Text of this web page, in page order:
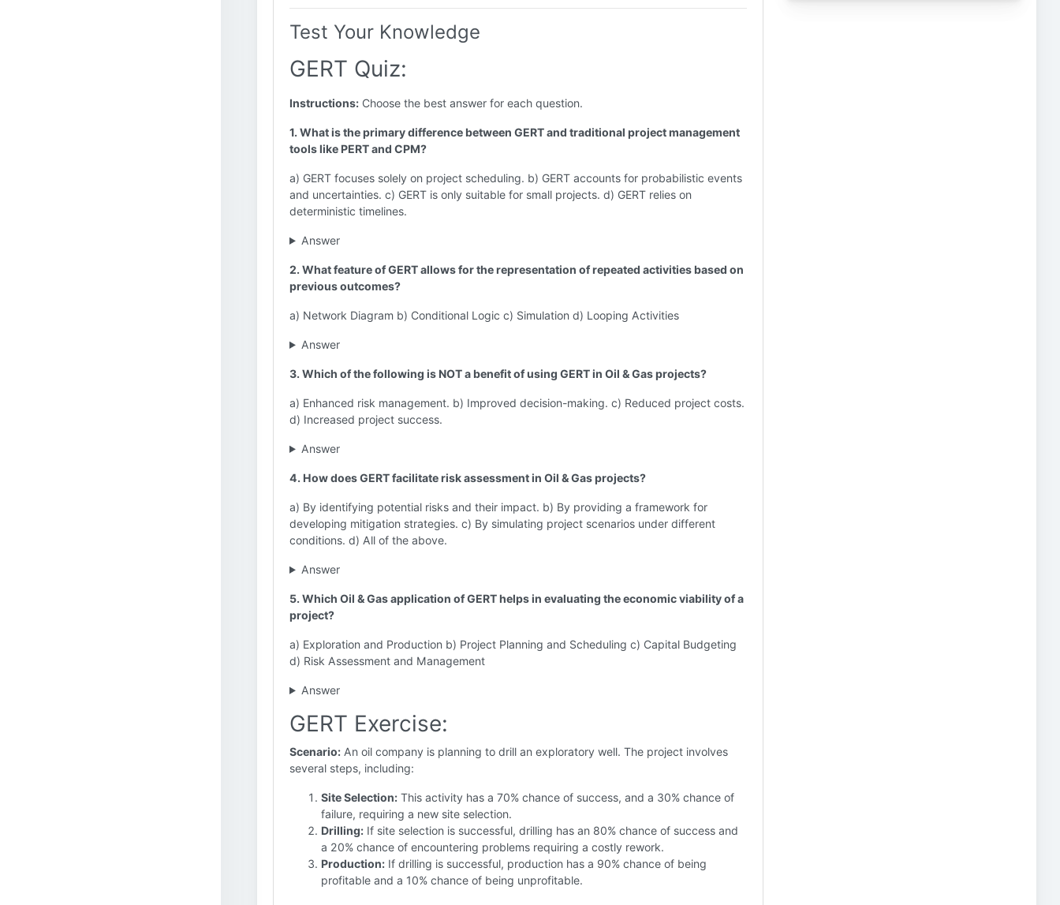
Test Your Knowledge
GERT Quiz:
Instructions: Choose the best answer for each question.
1. What is the primary difference between GERT and traditional project management
tools like PERT and CPM?
a) GERT focuses solely on project scheduling. b) GERT accounts for probabilistic events
and uncertainties. c) GERT is only suitable for small projects. d) GERT relies on
deterministic timelines.
Answer
2. What feature of GERT allows for the representation of repeated activities based on
previous outcomes?
a) Network Diagram b) Conditional Logic c) Simulation d) Looping Activities
Answer
3. Which of the following is NOT a benefit of using GERT in Oil & Gas projects?
a) Enhanced risk management. b) Improved decision-making. c) Reduced project costs.
d) Increased project success.
Answer
4. How does GERT facilitate risk assessment in Oil & Gas projects?
a) By identifying potential risks and their impact. b) By providing a framework for
developing mitigation strategies. c) By simulating project scenarios under different
conditions. d) All of the above.
Answer
5. Which Oil & Gas application of GERT helps in evaluating the economic viability of a
project?
a) Exploration and Production b) Project Planning and Scheduling c) Capital Budgeting
d) Risk Assessment and Management
Answer
GERT Exercise:
Scenario: An oil company is planning to drill an exploratory well. The project involves
several steps, including:
Site Selection: This activity has a 70% chance of success, and a 30% chance of
failure, requiring a new site selection.
Drilling: If site selection is successful, drilling has an 80% chance of success and
a 20% chance of encountering problems requiring a costly rework.
Production: If drilling is successful, production has a 90% chance of being
profitable and a 10% chance of being unprofitable.